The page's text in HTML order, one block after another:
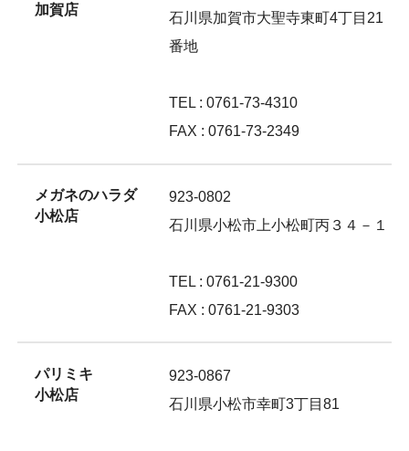
加賀店
石川県加賀市大聖寺東町4丁目21
番地
TEL : 0761-73-4310
FAX : 0761-73-2349
メガネのハラダ
小松店
923-0802
石川県小松市上小松町丙３４－１
TEL : 0761-21-9300
FAX : 0761-21-9303
パリミキ
小松店
923-0867
石川県小松市幸町3丁目81